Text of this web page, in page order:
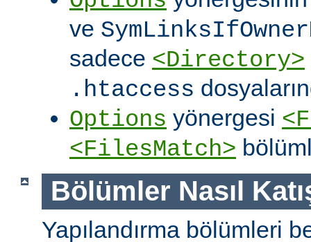
ve
sadece <Directory>
.htaccess
Options yönergesi
<FilesMatch>
Bölümler Nasıl
Yapılandırma bölümleri